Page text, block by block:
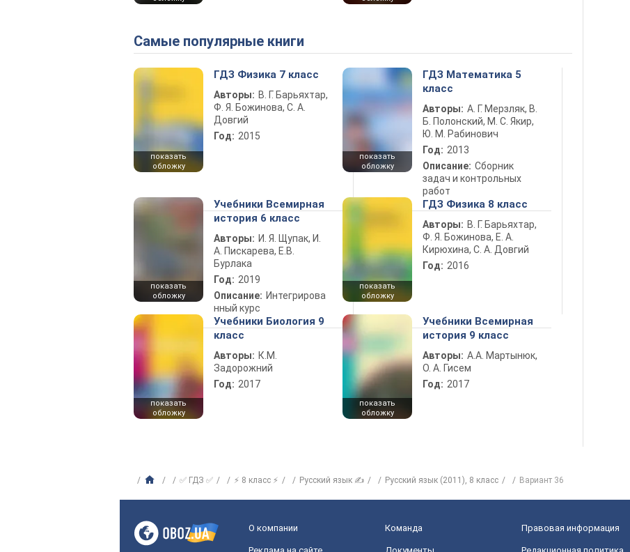
Самые популярные книги
показать
обложку
ГДЗ Физика 7 класс
Авторы: В. Г. Барьяхтар,
Ф. Я. Божинова, С. А.
Довгий
Год: 2015
показать
обложку
ГДЗ Математика 5
класс
Авторы: А. Г. Мерзляк, В.
Б. Полонский, М. С. Якир,
Ю. М. Рабинович
Год: 2013
Описание: Сборник
задач и контрольных
работ
показать
обложку
Учебники Всемирная
история 6 класс
Авторы: И. Я. Щупак, И.
А. Пискарева, Е.В.
Бурлака
Год: 2019
Описание: Интегрирова
нный курс
показать
обложку
ГДЗ Физика 8 класс
Авторы: В. Г. Барьяхтар,
Ф. Я. Божинова, Е. А.
Кирюхина, С. А. Довгий
Год: 2016
показать
обложку
Учебники Биология 9
класс
Авторы: К.М.
Задорожний
Год: 2017
показать
обложку
Учебники Всемирная
история 9 класс
Авторы: А.А. Мартынюк,
О. А. Гисем
Год: 2017
✅ ГДЗ ✅ ⚡ 8 класс ⚡ Русский язык ✍ Русский язык (2011), 8 класс Вариант 36
О компании Команда Правовая информация